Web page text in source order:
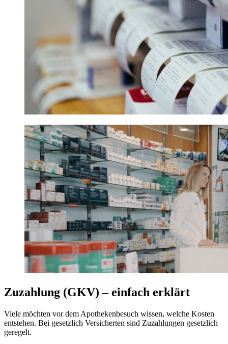
Zuzahlung (GKV) – einfach erklärt
Viele möchten vor dem Apothekenbesuch wissen, welche Kosten
entstehen. Bei gesetzlich Versicherten sind Zuzahlungen gesetzlich
geregelt.